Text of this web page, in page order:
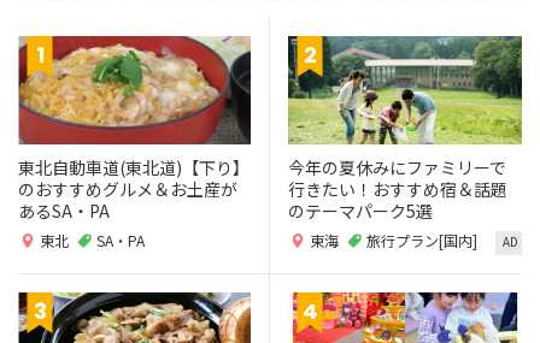
東北自動車道(東北道)【下り】
のおすすめグルメ＆お土産が
あるSA・PA
東北 SA・PA
今年の夏休みにファミリーで
行きたい！おすすめ宿＆話題
のテーマパーク5選
東海 旅行プラン[国内] AD